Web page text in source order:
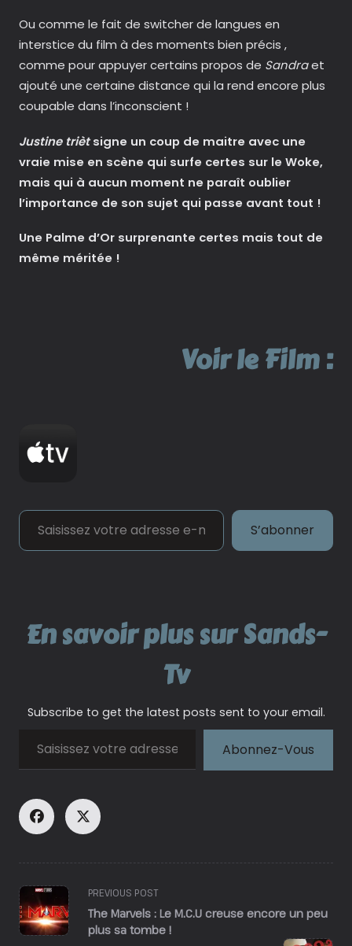
Ou comme le fait de switcher de langues en
interstice du film à des moments bien précis ,
comme pour appuyer certains propos de Sandraet
ajouté une certaine distance qui la rend encore plus
coupable dans l’inconscient !
Justine triètsigne un coup de maitre avec une
vraie mise en scène qui surfe certes sur le Woke,
mais qui à aucun moment ne paraît oublier
l’importance de son sujet qui passe avant tout !
Une Palme d’Or surprenante certes mais tout de
même méritée !
Voir le Film :
Saisissez votre adresse e-mail…
S’abonner
En savoir plus sur Sands-
Tv
Subscribe to get the latest posts sent to your email.
Abonnez-Vous
<span
class="nav-
subtitle
PREVIOUS POST
The Marvels : Le M.C.U creuse encore un peu
plus sa tombe !